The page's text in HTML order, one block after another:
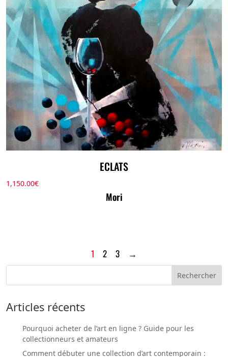
ECLATS
1,150.00€
Mori
1 2 3 →
Articles récents
Pourquoi acheter de l’art en ligne ? Guide pour les
collectionneurs et amateurs
Comment débuter une collection d’art contemporain :